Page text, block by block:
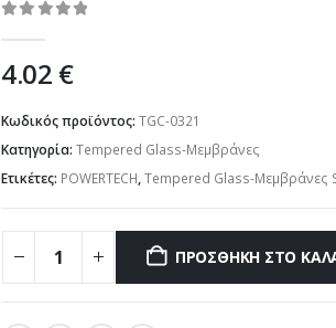
4.02 €
Κωδικός προϊόντος: TGC-0321
Κατηγορία: Tempered Glass-Μεμβράνες
Ετικέτες: POWERTECH,Tempered Glass-Μεμβράνες
ΠΡΟΣΘΉΚΗ ΣΤΟ